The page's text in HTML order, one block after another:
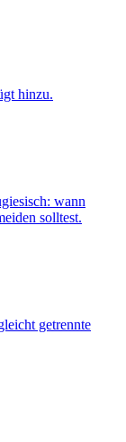
hinzu.
wann
solltest.
getrennte